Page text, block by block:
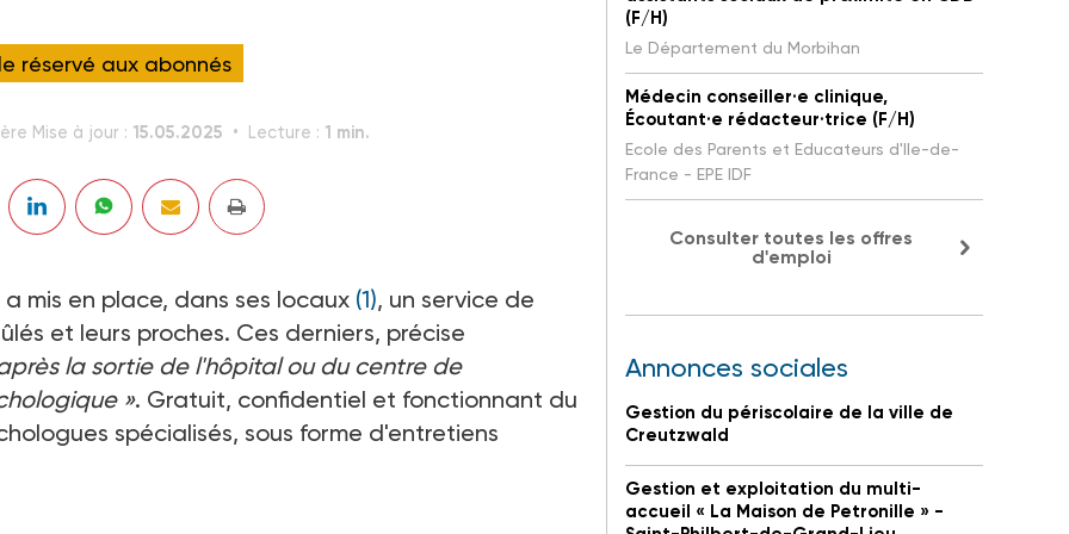
réservé aux abonnés
Mise à jour : 15.05.2025 Lecture : 1 min.
mis en place, dans ses locaux (1), un service de
et leurs proches. Ces derniers, précise
la sortie de l'hôpital ou du centre de
». Gratuit, confidentiel et fonctionnant du
spécialisés, sous forme d'entretiens
(F/H)
Le Département du Morbihan
Médecin conseiller·e clinique,
Écoutant·e rédacteur·trice (F/H)
Ecole des Parents et Educateurs d'Ile-de-
France - EPE IDF
Consulter toutes les offres
d'emploi
Annonces sociales
Gestion du périscolaire de la ville de
Creutzwald
Gestion et exploitation du multi-
accueil « La Maison de Petronille » -